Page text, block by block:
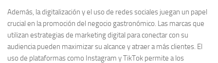
Además, la digitalización y el uso de redes sociales juegan un papel
crucial en la promoción del negocio gastronómico. Las marcas que
utilizan estrategias de marketing digital para conectar con su
audiencia pueden maximizar su alcance y atraer a más clientes. El
uso de plataformas como Instagram y TikTok permite a los